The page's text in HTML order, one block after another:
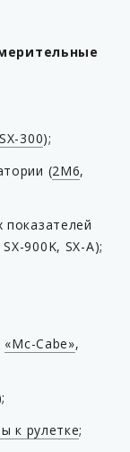
SX-300);
(2М6,
показателей
900K, SX-A);
«Mc-Cabe»,
к рулетке;